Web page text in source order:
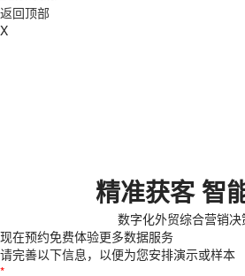
返回顶部
X
精准获客 智
数字化外贸综合营销决
现在预约免费体验更多数据服务
请完善以下信息，以便为您安排演示或样本
*